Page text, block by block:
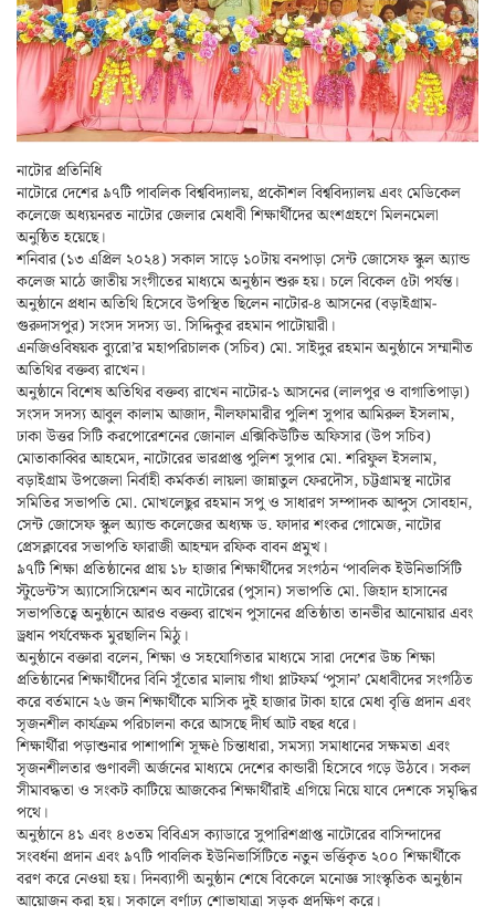
নাটোর প্রতিনিধি
নাটোরে দেশের ৯৭টি পাবলিক বিশ্ববিদ্যালয়, প্রকৌশল বিশ্ববিদ্যালয় এবং মেডিকেল
কলেজে অধ্যয়নরত নাটোর জেলার মেধাবী শিক্ষার্থীদের অংশগ্রহণে মিলনমেলা
অনুষ্ঠিত হয়েছে।
শনিবার (১৩ এপ্রিল ২০২৪) সকাল সাড়ে ১০টায় বনপাড়া সেন্ট জোসেফ স্কুল অ্যান্ড
কলেজ মাঠে জাতীয় সংগীতের মাধ্যমে অনুষ্ঠান শুরু হয়। চলে বিকেল ৫টা পর্যন্ত।
অনুষ্ঠানে প্রধান অতিথি হিসেবে উপস্থিত ছিলেন নাটোর-৪ আসনের (বড়াইগ্রাম-
গুরুদাসপুর) সংসদ সদস্য ডা. সিদ্দিকুর রহমান পাটোয়ারী।
এনজিওবিষয়ক ব্যুরো’র মহাপরিচালক (সচিব) মো. সাইদুর রহমান অনুষ্ঠানে সম্মানীত
অতিথির বক্তব্য রাখেন।
অনুষ্ঠানে বিশেষ অতিথির বক্তব্য রাখেন নাটোর-১ আসনের (লালপুর ও বাগাতিপাড়া)
সংসদ সদস্য আবুল কালাম আজাদ, নীলফামারীর পুলিশ সুপার আমিরুল ইসলাম,
ঢাকা উত্তর সিটি করপোরেশনের জোনাল এক্সিকিউটিভ অফিসার (উপ সচিব)
মোতাকাব্বির আহমেদ, নাটোরের ভারপ্রাপ্ত পুলিশ সুপার মো. শরিফুল ইসলাম,
বড়াইগ্রাম উপজেলা নির্বাহী কর্মকর্তা লায়লা জান্নাতুল ফেরদৌস, চট্টগ্রামস্থ নাটোর
সমিতির সভাপতি মো. মোখলেছুর রহমান সপু ও সাধারণ সম্পাদক আব্দুস সোবহান,
সেন্ট জোসেফ স্কুল অ্যান্ড কলেজের অধ্যক্ষ ড. ফাদার শংকর গোমেজ, নাটোর
প্রেসক্লাবের সভাপতি ফারাজী আহম্মদ রফিক বাবন প্রমুখ।
৯৭টি শিক্ষা প্রতিষ্ঠানের প্রায় ১৮ হাজার শিক্ষার্থীদের সংগঠন ‘পাবলিক ইউনিভার্সিটি
স্টুডেন্ট’স অ্যাসোসিয়েশন অব নাটোরের (পুসান) সভাপতি মো. জিহাদ হাসানের
সভাপতিত্বে অনুষ্ঠানে আরও বক্তব্য রাখেন পুসানের প্রতিষ্ঠাতা তানভীর আনোয়ার এবং
ড্রধান পর্যবেক্ষক মুরছালিন মিঠু।
অনুষ্ঠানে বক্তারা বলেন, শিক্ষা ও সহযোগিতার মাধ্যমে সারা দেশের উচ্চ শিক্ষা
প্রতিষ্ঠানের শিক্ষার্থীদের বিনি সূঁতোর মালায় গাঁথা প্লাটফর্ম ‘পুসান’ মেধাবীদের সংগঠিত
করে বর্তমানে ২৬ জন শিক্ষার্থীকে মাসিক দুই হাজার টাকা হারে মেধা বৃত্তি প্রদান এবং
সৃজনশীল কার্যক্রম পরিচালনা করে আসছে দীর্ঘ আট বছর ধরে।
শিক্ষার্থীরা পড়াশুনার পাশাপাশি সূক্ষè চিন্তাধারা, সমস্যা সমাধানের সক্ষমতা এবং
সৃজনশীলতার গুণাবলী অর্জনের মাধ্যমে দেশের কান্ডারী হিসেবে গড়ে উঠবে। সকল
সীমাবদ্ধতা ও সংকট কাটিয়ে আজকের শিক্ষার্থীরাই এগিয়ে নিয়ে যাবে দেশকে সমৃদ্ধির
পথে।
অনুষ্ঠানে ৪১ এবং ৪৩তম বিবিএস ক্যাডারে সুপারিশপ্রাপ্ত নাটোরের বাসিন্দাদের
সংবর্ধনা প্রদান এবং ৯৭টি পাবলিক ইউনিভার্সিটিতে নতুন ভর্ত্তিকৃত ২০০ শিক্ষার্থীকে
বরণ করে নেওয়া হয়। দিনব্যাপী অনুষ্ঠান শেষে বিকেলে মনোজ্ঞ সাংস্কৃতিক অনুষ্ঠান
আয়োজন করা হয়। সকালে বর্ণাঢ্য শোভাযাত্রা সড়ক প্রদক্ষিণ করে।